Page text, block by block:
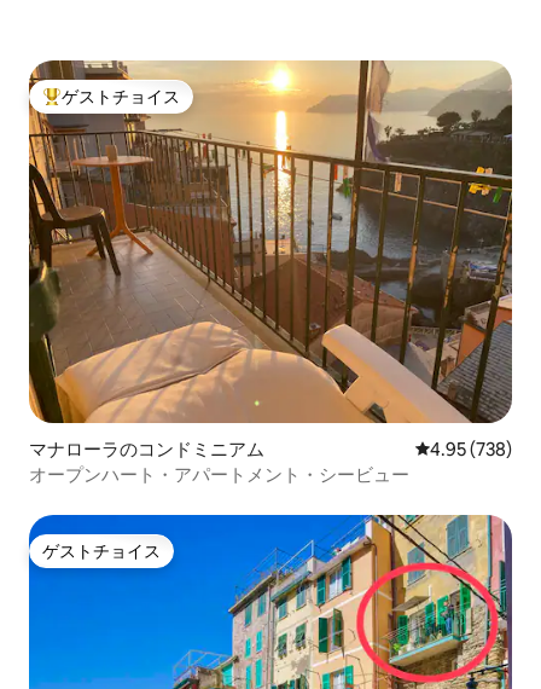
大好評のゲストチョイスです。
ゲストチョイス
マナローラのコンドミニアム レビュー738
4.95 (738)
オープンハート・アパートメント・シービュー
ゲストチョイス
ゲストチョイス